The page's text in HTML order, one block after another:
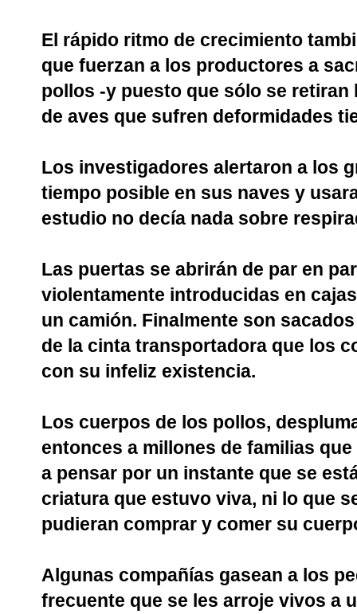
El rápido ritmo de crecimiento
que fuerzan a los productores a
pollos -y puesto que sólo se
de aves que sufren deformidades
Los investigadores alertaron a los
tiempo posible en sus naves y
estudio no decía nada sobre
Las puertas se abrirán de par en
violentamente introducidas en
un camión. Finalmente son
de la cinta transportadora que los
con su infeliz existencia.
Los cuerpos de los pollos,
entonces a millones de familias
a pensar por un instante que se
criatura que estuvo viva, ni lo que
pudieran comprar y comer su
Algunas compañías gasean a los
frecuente que se les arroje vivos a